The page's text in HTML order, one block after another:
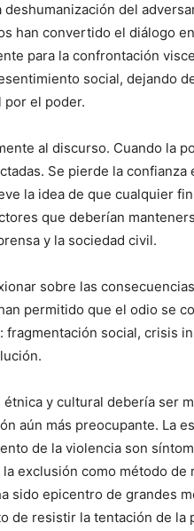
del
han convertido el diálogo
para la confrontación
social, dejando
por el poder.
al discurso. Cuando la
Se pierde la
la idea de que cualquier
que deberían
y la sociedad civil.
sobre las
permitido que el odio se
social, crisis
étnica y cultural debería ser
aún más preocupante. La
de la violencia son
exclusión como método
sido epicentro de grandes
de resistir la tentación de la